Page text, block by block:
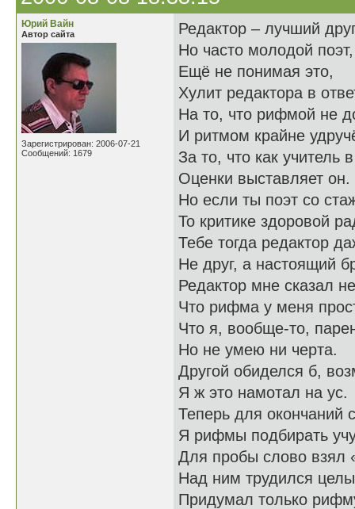
Юрий Вайн
Автор сайта
Зарегистрирован: 2006-07-21
Сообщений: 1679
Редактор – лучший
Но часто молодой поэт,
Ещё не понимая это,
Хулит редактора в
На то, что рифмой не
И ритмом крайне
За то, что как учитель
Оценки выставляет он.
Но если ты поэт со
То критике здоровой
Тебе тогда редактор
Не друг, а настоящий
Редактор мне сказал
Что рифма у меня
Что я, вообще-то,
Но не умею ни черта.
Другой обиделся б,
Я ж это намотал на ус.
Теперь для окончаний
Я рифмы подбирать
Для пробы слово взял
Над ним трудился
Придумал только